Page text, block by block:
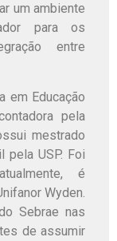
um ambiente
para os
entre
em Educação
pela
mestrado
pela USP. Foi
é
Wyden.
Sebrae nas
de assumir